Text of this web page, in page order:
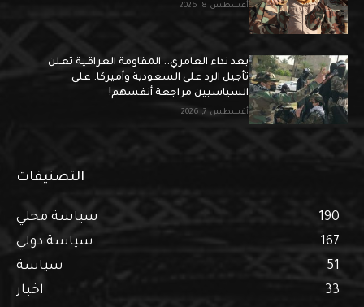
أغسطس 8, 2026
بعد نداء العامري.. المقاومة العراقية تعلن
تأجيل الرد على السعودية وأميركا: على
السياسيين مراجعة أنفسهم!
أغسطس 7, 2026
التصنيفات
سياسة محلي
190
سياسة دولي
167
سياسة
51
اخبار
33